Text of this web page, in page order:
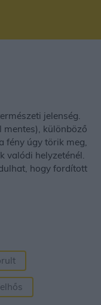
jelenség.
mentes), különböző
fény úgy törik meg,
valódi helyzeténél.
hogy fordított